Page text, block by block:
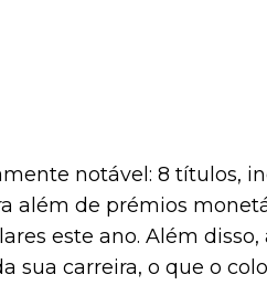
notável: 8 títulos,
além de prémios
este ano. Além
sua carreira, o que o